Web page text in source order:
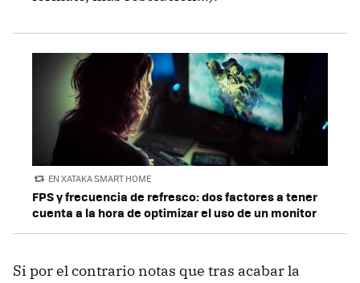
EN XATAKA SMART HOME
FPS y frecuencia de refresco: dos factores a tener
cuenta a la hora de optimizar el uso de un monitor
Si por el contrario notas que tras acabar la